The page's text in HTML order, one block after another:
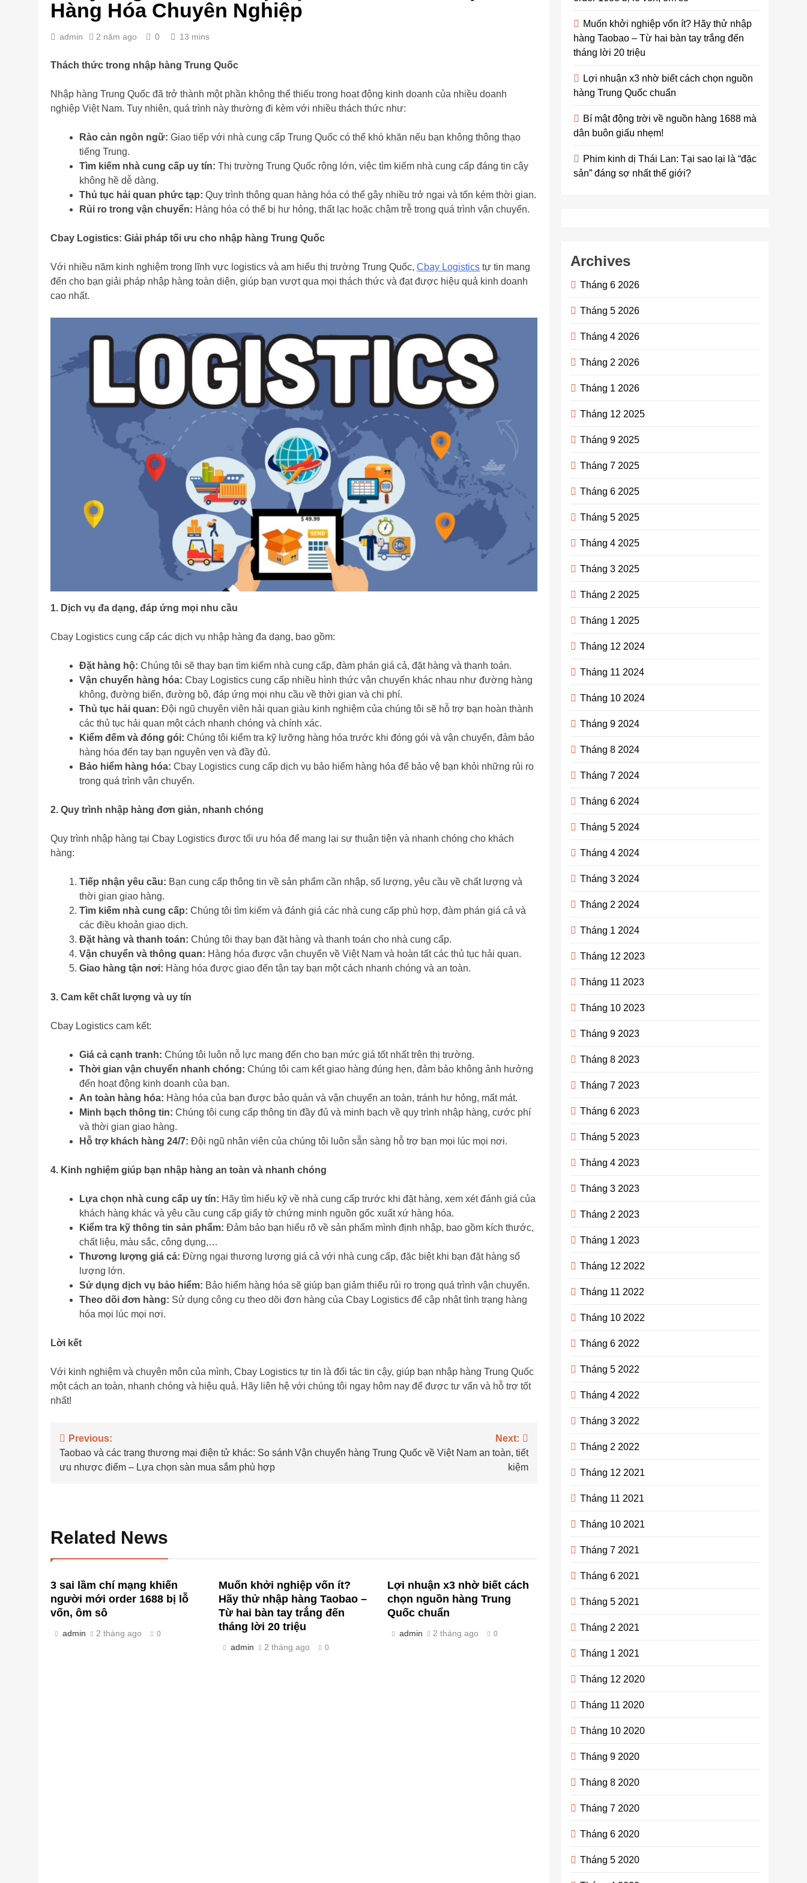
Hàng Hóa Chuyên Nghiệp
admin 2 năm ago 0 13 mins
Thách thức trong nhập hàng Trung Quốc
Nhập hàng Trung Quốc đã trở thành một phần không thể thiếu trong hoạt động kinh doanh của nhiều doanh
nghiệp Việt Nam. Tuy nhiên, quá trình này thường đi kèm với nhiều thách thức như:
Rào cản ngôn ngữ: Giao tiếp với nhà cung cấp Trung Quốc có thể khó khăn nếu bạn không thông thạo
tiếng Trung.
Tìm kiếm nhà cung cấp uy tín: Thị trường Trung Quốc rộng lớn, việc tìm kiếm nhà cung cấp đáng tin cậy
không hề dễ dàng.
Thủ tục hải quan phức tạp: Quy trình thông quan hàng hóa có thể gây nhiều trở ngại và tốn kém thời gian.
Rủi ro trong vận chuyển: Hàng hóa có thể bị hư hỏng, thất lạc hoặc chậm trễ trong quá trình vận chuyển.
Cbay Logistics: Giải pháp tối ưu cho nhập hàng Trung Quốc
Với nhiều năm kinh nghiệm trong lĩnh vực logistics và am hiểu thị trường Trung Quốc, Cbay Logistics tự tin mang
đến cho bạn giải pháp nhập hàng toàn diện, giúp bạn vượt qua mọi thách thức và đạt được hiệu quả kinh doanh
cao nhất.
1. Dịch vụ đa dạng, đáp ứng mọi nhu cầu
Cbay Logistics cung cấp các dịch vụ nhập hàng đa dạng, bao gồm:
Đặt hàng hộ: Chúng tôi sẽ thay bạn tìm kiếm nhà cung cấp, đàm phán giá cả, đặt hàng và thanh toán.
Vận chuyển hàng hóa: Cbay Logistics cung cấp nhiều hình thức vận chuyển khác nhau như đường hàng
không, đường biển, đường bộ, đáp ứng mọi nhu cầu về thời gian và chi phí.
Thủ tục hải quan: Đội ngũ chuyên viên hải quan giàu kinh nghiệm của chúng tôi sẽ hỗ trợ bạn hoàn thành
các thủ tục hải quan một cách nhanh chóng và chính xác.
Kiểm đếm và đóng gói: Chúng tôi kiểm tra kỹ lưỡng hàng hóa trước khi đóng gói và vận chuyển, đảm bảo
hàng hóa đến tay bạn nguyên vẹn và đầy đủ.
Bảo hiểm hàng hóa: Cbay Logistics cung cấp dịch vụ bảo hiểm hàng hóa để bảo vệ bạn khỏi những rủi ro
trong quá trình vận chuyển.
2. Quy trình nhập hàng đơn giản, nhanh chóng
Quy trình nhập hàng tại Cbay Logistics được tối ưu hóa để mang lại sự thuận tiện và nhanh chóng cho khách
hàng:
Tiếp nhận yêu cầu: Bạn cung cấp thông tin về sản phẩm cần nhập, số lượng, yêu cầu về chất lượng và
thời gian giao hàng.
Tìm kiếm nhà cung cấp: Chúng tôi tìm kiếm và đánh giá các nhà cung cấp phù hợp, đàm phán giá cả và
các điều khoản giao dịch.
Đặt hàng và thanh toán: Chúng tôi thay bạn đặt hàng và thanh toán cho nhà cung cấp.
Vận chuyển và thông quan: Hàng hóa được vận chuyển về Việt Nam và hoàn tất các thủ tục hải quan.
Giao hàng tận nơi: Hàng hóa được giao đến tận tay bạn một cách nhanh chóng và an toàn.
3. Cam kết chất lượng và uy tín
Cbay Logistics cam kết:
Giá cả cạnh tranh: Chúng tôi luôn nỗ lực mang đến cho bạn mức giá tốt nhất trên thị trường.
Thời gian vận chuyển nhanh chóng: Chúng tôi cam kết giao hàng đúng hẹn, đảm bảo không ảnh hưởng
đến hoạt động kinh doanh của bạn.
An toàn hàng hóa: Hàng hóa của bạn được bảo quản và vận chuyển an toàn, tránh hư hỏng, mất mát.
Minh bạch thông tin: Chúng tôi cung cấp thông tin đầy đủ và minh bạch về quy trình nhập hàng, cước phí
và thời gian giao hàng.
Hỗ trợ khách hàng 24/7: Đội ngũ nhân viên của chúng tôi luôn sẵn sàng hỗ trợ bạn mọi lúc mọi nơi.
4. Kinh nghiệm giúp bạn nhập hàng an toàn và nhanh chóng
Lựa chọn nhà cung cấp uy tín: Hãy tìm hiểu kỹ về nhà cung cấp trước khi đặt hàng, xem xét đánh giá của
khách hàng khác và yêu cầu cung cấp giấy tờ chứng minh nguồn gốc xuất xứ hàng hóa.
Kiểm tra kỹ thông tin sản phẩm: Đảm bảo bạn hiểu rõ về sản phẩm mình định nhập, bao gồm kích thước,
chất liệu, màu sắc, công dụng,…
Thương lượng giá cả: Đừng ngại thương lượng giá cả với nhà cung cấp, đặc biệt khi bạn đặt hàng số
lượng lớn.
Sử dụng dịch vụ bảo hiểm: Bảo hiểm hàng hóa sẽ giúp bạn giảm thiểu rủi ro trong quá trình vận chuyển.
Theo dõi đơn hàng: Sử dụng công cụ theo dõi đơn hàng của Cbay Logistics để cập nhật tình trạng hàng
hóa mọi lúc mọi nơi.
Lời kết
Với kinh nghiệm và chuyên môn của mình, Cbay Logistics tự tin là đối tác tin cậy, giúp bạn nhập hàng Trung Quốc
một cách an toàn, nhanh chóng và hiệu quả. Hãy liên hệ với chúng tôi ngay hôm nay để được tư vấn và hỗ trợ tốt
nhất!
Điều
hướng
Previous:
Taobao và các trang thương mại điện tử khác: So sánh
ưu nhược điểm – Lựa chọn sàn mua sắm phù hợp
Next:
Vận chuyển hàng Trung Quốc về Việt Nam an toàn, tiết
kiệm
Related News
3 sai lầm chí mạng khiến
người mới order 1688 bị lỗ
vốn, ôm sô
admin 2 tháng ago 0
Muốn khởi nghiệp vốn ít?
Hãy thử nhập hàng Taobao –
Từ hai bàn tay trắng đến
tháng lời 20 triệu
admin 2 tháng ago 0
Lợi nhuận x3 nhờ biết cách
chọn nguồn hàng Trung
Quốc chuẩn
admin 2 tháng ago 0
Muốn khởi nghiệp vốn ít? Hãy thử nhập
hàng Taobao – Từ hai bàn tay trắng đến
tháng lời 20 triệu
Lợi nhuận x3 nhờ biết cách chọn nguồn
hàng Trung Quốc chuẩn
Bí mật động trời về nguồn hàng 1688 mà
dân buôn giấu nhẹm!
Phim kinh dị Thái Lan: Tại sao lại là “đặc
sản” đáng sợ nhất thế giới?
Archives
Tháng 6 2026
Tháng 5 2026
Tháng 4 2026
Tháng 2 2026
Tháng 1 2026
Tháng 12 2025
Tháng 9 2025
Tháng 7 2025
Tháng 6 2025
Tháng 5 2025
Tháng 4 2025
Tháng 3 2025
Tháng 2 2025
Tháng 1 2025
Tháng 12 2024
Tháng 11 2024
Tháng 10 2024
Tháng 9 2024
Tháng 8 2024
Tháng 7 2024
Tháng 6 2024
Tháng 5 2024
Tháng 4 2024
Tháng 3 2024
Tháng 2 2024
Tháng 1 2024
Tháng 12 2023
Tháng 11 2023
Tháng 10 2023
Tháng 9 2023
Tháng 8 2023
Tháng 7 2023
Tháng 6 2023
Tháng 5 2023
Tháng 4 2023
Tháng 3 2023
Tháng 2 2023
Tháng 1 2023
Tháng 12 2022
Tháng 11 2022
Tháng 10 2022
Tháng 6 2022
Tháng 5 2022
Tháng 4 2022
Tháng 3 2022
Tháng 2 2022
Tháng 12 2021
Tháng 11 2021
Tháng 10 2021
Tháng 7 2021
Tháng 6 2021
Tháng 5 2021
Tháng 2 2021
Tháng 1 2021
Tháng 12 2020
Tháng 11 2020
Tháng 10 2020
Tháng 9 2020
Tháng 8 2020
Tháng 7 2020
Tháng 6 2020
Tháng 5 2020